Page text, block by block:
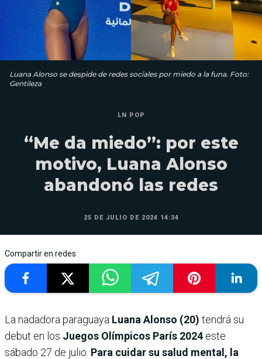
Luana Alonso se despide de redes sociales por miedo a la funa. Foto:
Gentileza
LN POP
“Me da miedo”: por este
motivo, Luana Alonso
abandonó las redes
25 DE JULIO DE 2024 14:34
Compartir en redes
La nadadora paraguaya Luana Alonso (20) tendrá su
debut en los Juegos Olímpicos París 2024 este
sábado 27 de julio. Para cuidar su salud mental, la